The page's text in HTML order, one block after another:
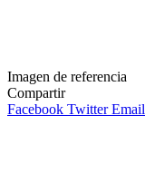
Imagen de referencia
Compartir
Facebook Twitter Email